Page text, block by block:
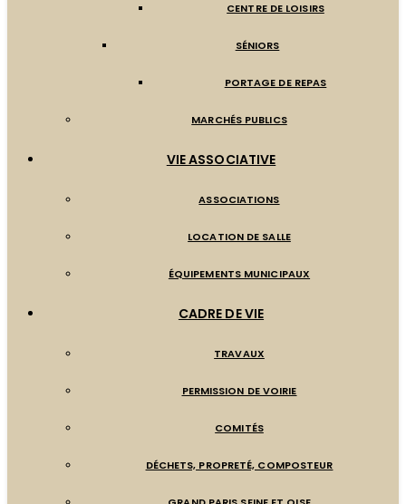
CENTRE DE LOISIRS
SÉNIORS
PORTAGE DE REPAS
MARCHÉS PUBLICS
VIE ASSOCIATIVE
ASSOCIATIONS
LOCATION DE SALLE
ÉQUIPEMENTS MUNICIPAUX
CADRE DE VIE
TRAVAUX
PERMISSION DE VOIRIE
COMITÉS
DÉCHETS, PROPRETÉ, COMPOSTEUR